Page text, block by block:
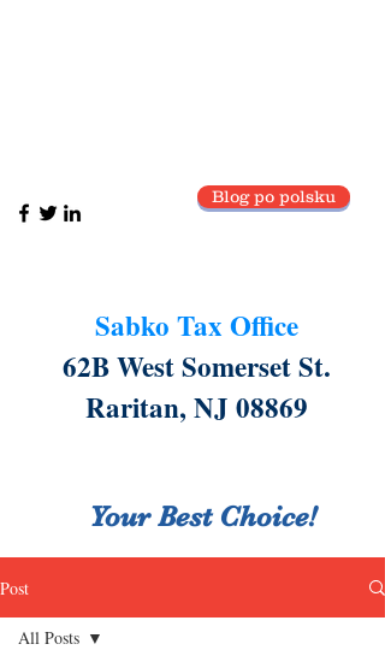
Blog po polsku
Sabko Tax Office
62B West Somerset St.
Raritan, NJ 08869
Your Best Choice!
Post
All Posts